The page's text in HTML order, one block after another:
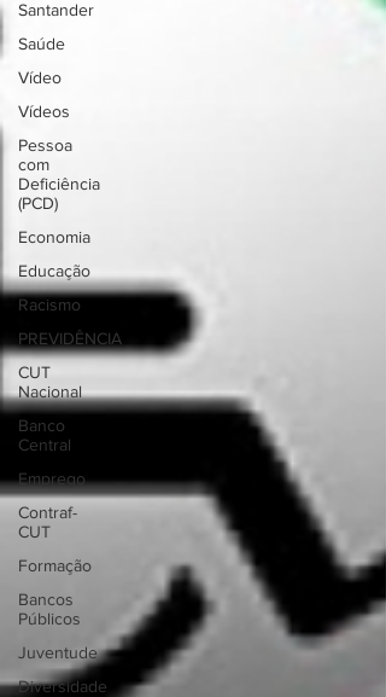
Santander
Saúde
Vídeo
Vídeos
Pessoa
com
Deficiência
(PCD)
Economia
Educação
Racismo
PREVIDÊNCIA
CUT
Nacional
Banco
Central
Emprego
Contraf-
CUT
Formação
Bancos
Públicos
Juventude
Diversidade